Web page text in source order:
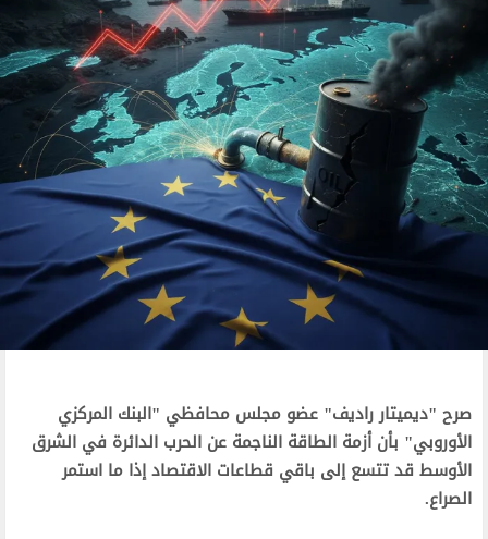
‫صرح "ديميتار راديف" عضو مجلس محافظي "البنك المركزي
الأوروبي" بأن أزمة الطاقة الناجمة عن الحرب الدائرة في الشرق
الأوسط قد تتسع إلى باقي قطاعات الاقتصاد إذا ما استمر
الصراع.‬